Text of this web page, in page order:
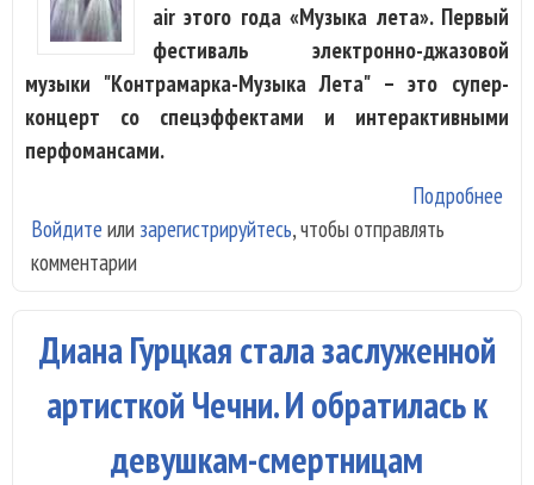
air этого года «Музыка лета». Первый
фестиваль электронно-джазовой
музыки "Контрамарка-Музыка Лета" – это супер-
концерт со спецэффектами и интерактивными
перфомансами.
Подробнее
Войдите или зарегистрируйтесь, чтобы отправлять
комментарии
Диана Гурцкая стала заслуженной
артисткой Чечни. И обратилась к
девушкам-смертницам